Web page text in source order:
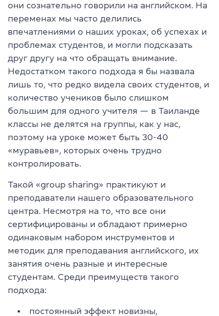
они сознательно говорили на английском. На
переменах мы часто делились
впечатлениями о наших уроках, об успехах и
проблемах студентов, и могли подсказать
друг другу на что обращать внимание.
Недостатком такого подхода я бы назвала
лишь то, что редко видела своих студентов, и
количество учеников было слишком
большим для одного учителя — в Таиланде
классы не делятся на группы, как у нас,
поэтому на уроке может быть 30-40
«муравьев», которых очень трудно
контролировать.
Такой «group sharing» практикуют и
преподаватели нашего образовательного
центра. Несмотря на то, что все они
сертифицированы и обладают примерно
одинаковым набором инструментов и
методик для преподавания английского, их
занятия очень разные и интересные
студентам. Среди преимуществ такого
подхода:
постоянный эффект новизны,